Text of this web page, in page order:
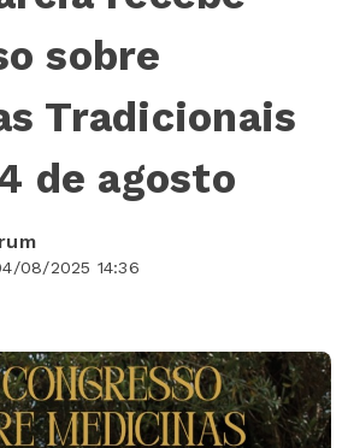
sobre
Tradicionais
de agosto
08/2025 14:36